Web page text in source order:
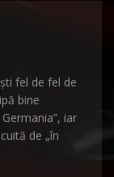
fel de fel de
bine
iar
de „în